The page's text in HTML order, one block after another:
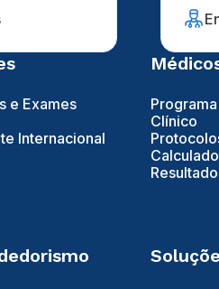
e Exames
Internacional
Clínico